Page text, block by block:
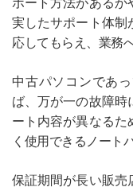
実したサポート体制
応してもらえ、業務
中古パソコンであ
ば、万が一の故障
ート内容が異なる
く使用できるノート
保証期間が長い販売